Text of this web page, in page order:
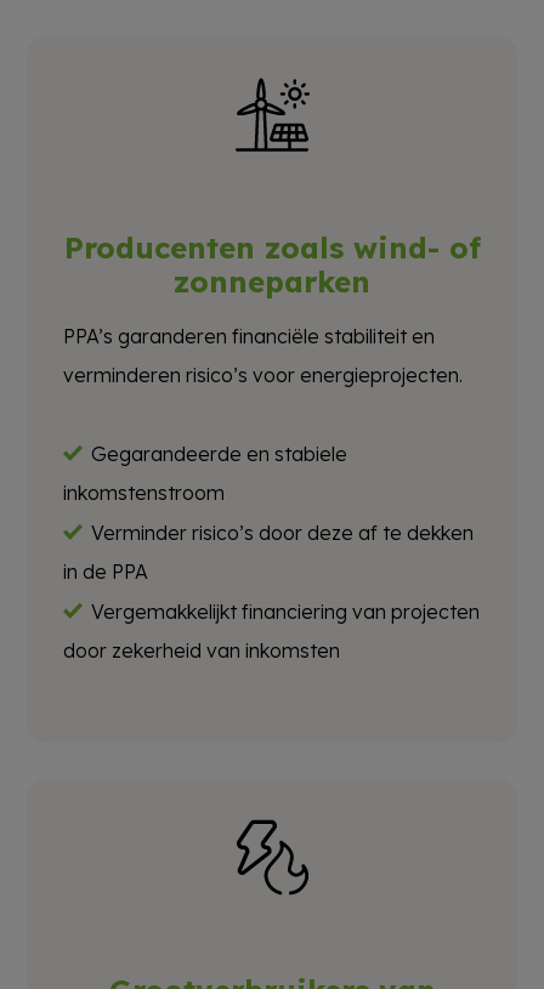
Producenten zoals wind- of
zonneparken
PPA’s garanderen financiële stabiliteit en
verminderen risico’s voor energieprojecten.
Gegarandeerde en stabiele
inkomstenstroom
Verminder risico’s door deze af te dekken
in de PPA
Vergemakkelijkt financiering van projecten
door zekerheid van inkomsten